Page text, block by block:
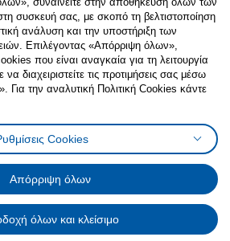
YoutubePinterestTwitter
Δήλωση ψηφιακής προσβασιμότητας
cookiesΌροι Χρήσης
Προσωπικών Δεδομένων
Δεδομένων για ΙΚΕΑ.gr
Δεοντολογίας
συσκευή σας, με σκοπό τη βελτιστοποίηση
ανάλυση και την υποστήριξη των
Επιλέγοντας «Απόρριψη όλων»,
που είναι αναγκαία για τη λειτουργία
διαχειριστείτε τις προτιμήσεις σας μέσω
την αναλυτική Πολιτική Cookies κάντε
Cookies
Απόρριψη όλων
όλων και κλείσιμο